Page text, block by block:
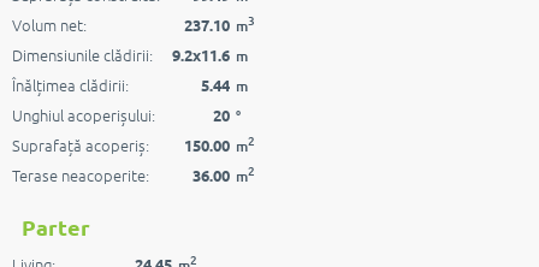
Volum net:
Dimensiunile clădirii:
Înălțimea clădirii:
Unghiul acoperișului: °
Suprafață acoperiș:
Terase neacoperite:
Parter
Living: